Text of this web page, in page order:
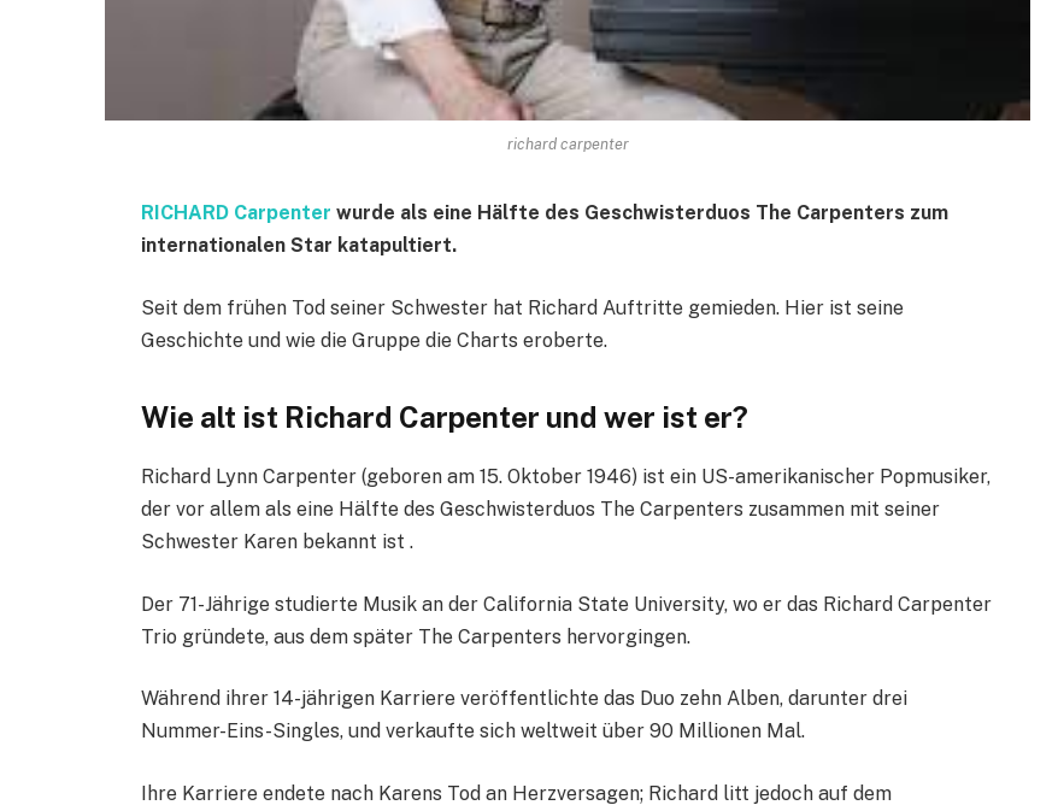
richard carpenter
RICHARD Carpenter wurde als eine Hälfte des Geschwisterduos The Carpenters zum
internationalen Star katapultiert.
Seit dem frühen Tod seiner Schwester hat Richard Auftritte gemieden. Hier ist seine
Geschichte und wie die Gruppe die Charts eroberte.
Wie alt ist Richard Carpenter und wer ist er?
Richard Lynn Carpenter (geboren am 15. Oktober 1946) ist ein US-amerikanischer Popmusiker,
der vor allem als eine Hälfte des Geschwisterduos The Carpenters zusammen mit seiner
Schwester Karen bekannt ist .
Der 71-Jährige studierte Musik an der California State University, wo er das Richard Carpenter
Trio gründete, aus dem später The Carpenters hervorgingen.
Während ihrer 14-jährigen Karriere veröffentlichte das Duo zehn Alben, darunter drei
Nummer-Eins-Singles, und verkaufte sich weltweit über 90 Millionen Mal.
Ihre Karriere endete nach Karens Tod an Herzversagen; Richard litt jedoch auf dem